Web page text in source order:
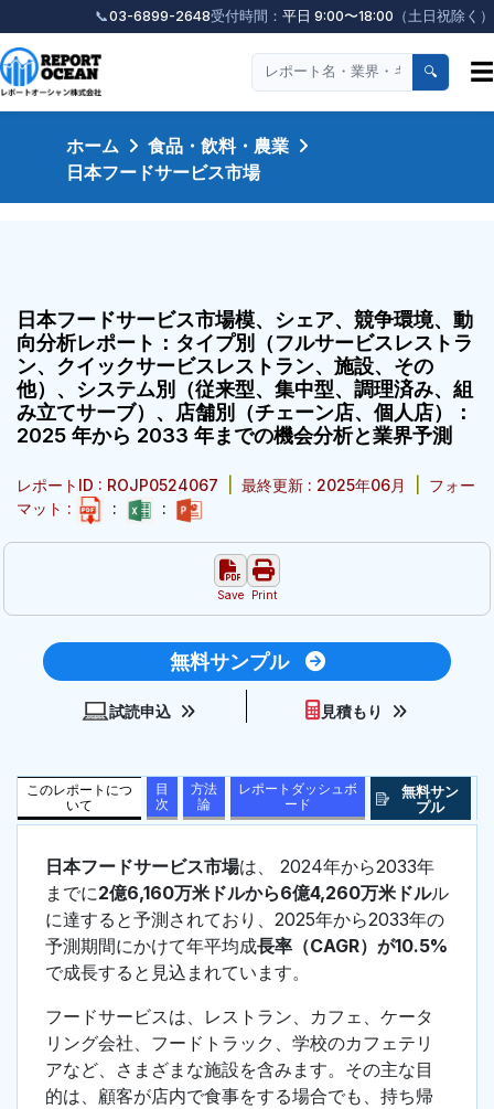
📞03-6899-2648受付時間： 平日 9:00〜18:00 （土日祝除く）
🔍 ☰
ホーム
食品・飲料・農業
日本フードサービス市場
日本フードサービス市場模、シェア、競争環境、動
向分析レポート：タイプ別（フルサービスレストラ
ン、クイックサービスレストラン、施設、その
他）、システム別（従来型、集中型、調理済み、組
み立てサーブ）、店舗別（チェーン店、個人店）：
2025 年から 2033 年までの機会分析と業界予測
レポートID : ROJP0524067 最終更新 : 2025年06月
フォー
マット :
: :
Save Print
無料サンプル
試読申込 見積もり
このレポートにつ
いて
目
次
方法
論
レポートダッシュボ
ード
無料サン
プル
日本フードサービス市場は、 2024年から2033年
までに2億6,160万米ドルから6億4,260万米ドルル
に達すると予測されており、2025年から2033年の
予測期間にかけて年平均成長率（CAGR）が10.5%
で成長すると見込まれています。
フードサービスは、レストラン、カフェ、ケータ
リング会社、フードトラック、学校のカフェテリ
アなど、さまざまな施設を含みます。その主な目
的は、顧客が店内で食事をする場合でも、持ち帰